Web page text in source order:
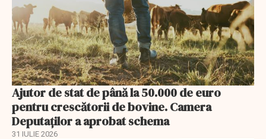
Ajutor de stat de până la 50.000 de euro
pentru crescătorii de bovine. Camera
Deputaților a aprobat schema
31 IULIE 2026